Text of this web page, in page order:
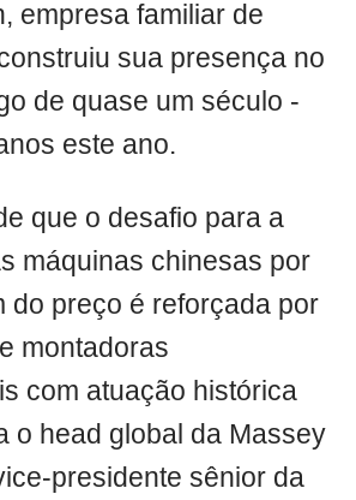
empresa familiar de
sua presença no
de quase um século -
este ano.
que o desafio para a
máquinas chinesas por
do preço é reforçada por
montadoras
com atuação histórica
o head global da Massey
presidente sênior da